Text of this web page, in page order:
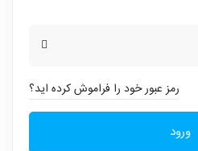
رمز عبور خود را فراموش کرده اید؟
ورود